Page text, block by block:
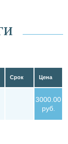
Срок Цена
3000.00
руб.